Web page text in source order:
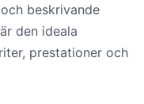
beskrivande
den ideala
prestationer och